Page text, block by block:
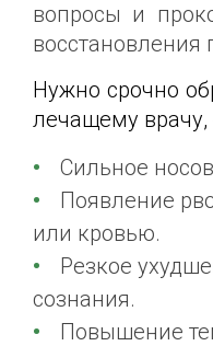
вопросы и
восстановления
Нужно срочно
лечащему врачу,
Сильное
Появление
или кровью.
Резкое
сознания.
Повышение